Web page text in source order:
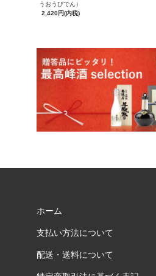
うおうびでん）
2,420円(内税)
ホーム
支払い方法について
配送・送料について